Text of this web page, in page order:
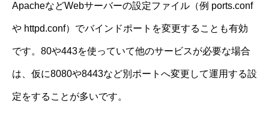
ApacheなどWebサーバーの設定ファイル（例 ports.conf
や httpd.conf）でバインドポートを変更することも有効
です。80や443を使っていて他のサービスが必要な場合
は、仮に8080や8443など別ポートへ変更して運用する設
定をすることが多いです。